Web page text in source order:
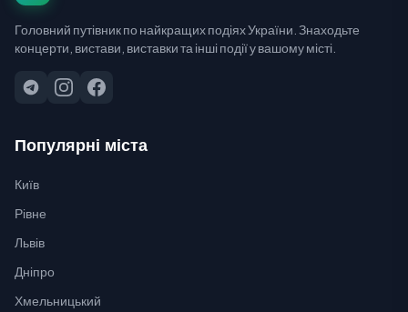
Головний путівник по найкращих подіях України. Знаходьте
концерти, вистави, виставки та інші події у вашому місті.
Популярні міста
Київ
Рівне
Львів
Дніпро
Хмельницький